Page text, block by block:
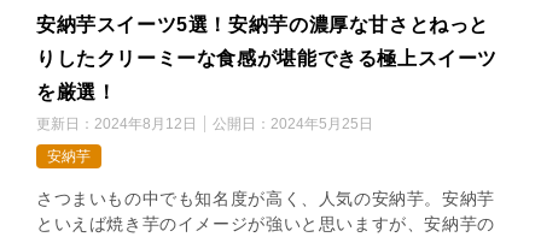
安納芋スイーツ5選！安納芋の濃厚な甘さとねっと
りしたクリーミーな食感が堪能できる極上スイーツ
を厳選！
更新日： 2024年8月12日 公開日： 2024年5月25日
安納芋
さつまいもの中でも知名度が高く、人気の安納芋。安納芋
といえば焼き芋のイメージが強いと思いますが、安納芋の